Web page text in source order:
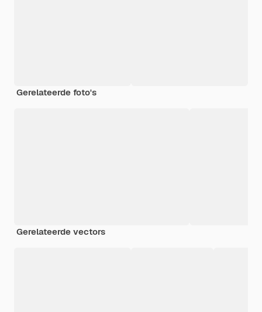
Gerelateerde foto's
Gerelateerde vectors